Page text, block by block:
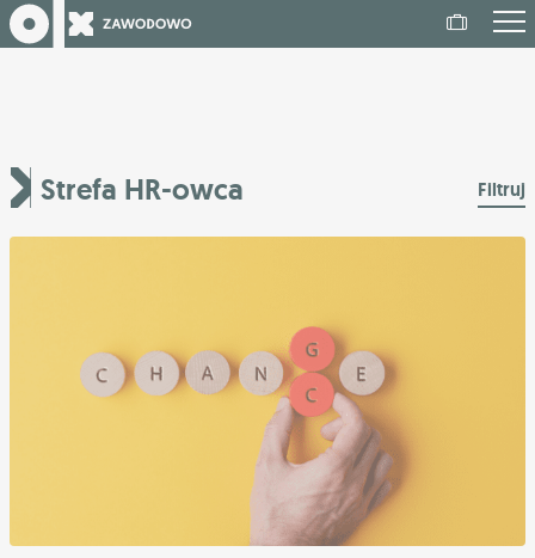
Strefa HR-owca Filtruj